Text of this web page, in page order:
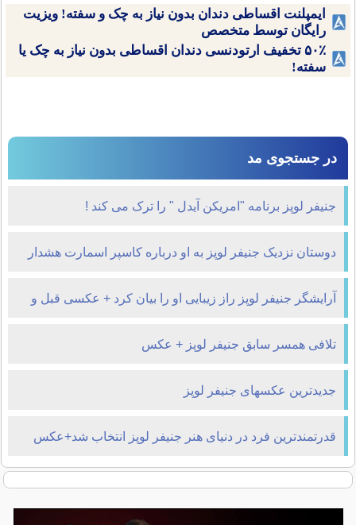
ایمپلنت اقساطی دندان بدون نیاز به چک و سفته! ویزیت
رایگان توسط متخصص
۵۰٪ تخفیف ارتودنسی دندان اقساطی بدون نیاز به چک یا
سفته!
در جستجوی مد
جنیفر لوپز برنامه "امریکن آیدل " را ترک می کند !
دوستان نزدیک جنیفر لوپز به او درباره کاسپر اسمارت هشدار
دادند!
آرایشگر جنیفر لوپز راز زیبایی او را بیان کرد + عکسی قبل و
تلافی همسر سابق جنیفر لوپز + عکس
جدیدترین عکسهای جنیفر لوپز
قدرتمندترین فرد در دنیای هنر جنیفر لوپز انتخاب شد+عکس